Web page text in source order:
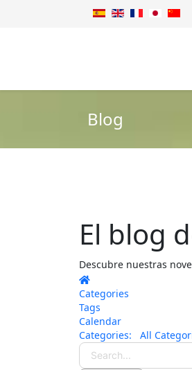
Blog
El blog
Descubre nuestras
Home
Categories
Tags
Calendar
Categories:
All